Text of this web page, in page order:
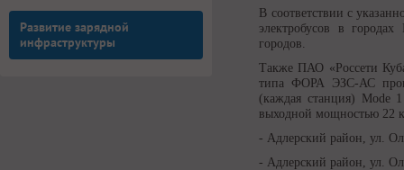
В соответствии с
электробусов в
городов.
Также ПАО «Россети
типа ФОРА ЭЗС-АС
(каждая станция) Mode
выходной мощностью 22
- Адлерский район, ул.
- Адлерский район, ул.
Развитие зарядной
инфраструктуры